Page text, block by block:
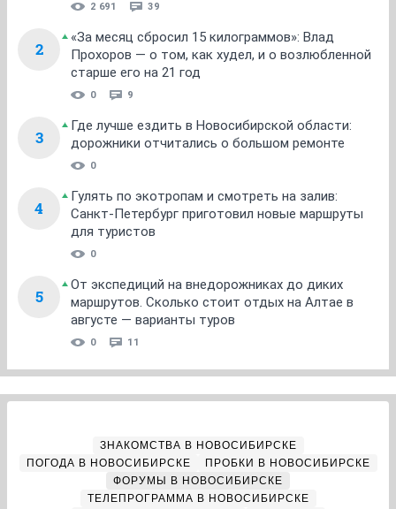
2 691 39
2
«За месяц сбросил 15 килограммов»: Влад
Прохоров — о том, как худел, и о возлюбленной
старше его на 21 год
0 9
3
Где лучше ездить в Новосибирской области:
дорожники отчитались о большом ремонте
0
4
Гулять по экотропам и смотреть на залив:
Санкт-Петербург приготовил новые маршруты
для туристов
0
5
От экспедиций на внедорожниках до диких
маршрутов. Сколько стоит отдых на Алтае в
августе — варианты туров
0 11
ЗНАКОМСТВА В НОВОСИБИРСКЕ
ПОГОДА В НОВОСИБИРСКЕ
ПРОБКИ В НОВОСИБИРСКЕ
ФОРУМЫ В НОВОСИБИРСКЕ
ТЕЛЕПРОГРАММА В НОВОСИБИРСКЕ